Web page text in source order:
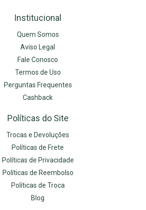
Institucional
Quem Somos
Aviso Legal
Fale Conosco
Termos de Uso
Perguntas Frequentes
Cashback
Políticas do Site
Trocas e Devoluções
Políticas de Frete
Políticas de Privacidade
Políticas de Reembolso
Políticas de Troca
Blog